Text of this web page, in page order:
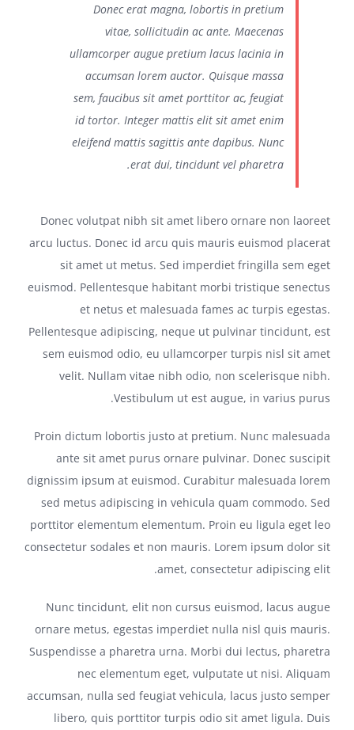
Donec erat magna, lobortis in pretium
vitae, sollicitudin ac ante. Maecenas
ullamcorper augue pretium lacus lacinia in
accumsan lorem auctor. Quisque massa
sem, faucibus sit amet porttitor ac, feugiat
id tortor. Integer mattis elit sit amet enim
eleifend mattis sagittis ante dapibus. Nunc
erat dui, tincidunt vel pharetra.
Donec volutpat nibh sit amet libero ornare non laoreet
arcu luctus. Donec id arcu quis mauris euismod placerat
sit amet ut metus. Sed imperdiet fringilla sem eget
euismod. Pellentesque habitant morbi tristique senectus
et netus et malesuada fames ac turpis egestas.
Pellentesque adipiscing, neque ut pulvinar tincidunt, est
sem euismod odio, eu ullamcorper turpis nisl sit amet
velit. Nullam vitae nibh odio, non scelerisque nibh.
Vestibulum ut est augue, in varius purus.
Proin dictum lobortis justo at pretium. Nunc malesuada
ante sit amet purus ornare pulvinar. Donec suscipit
dignissim ipsum at euismod. Curabitur malesuada lorem
sed metus adipiscing in vehicula quam commodo. Sed
porttitor elementum elementum. Proin eu ligula eget leo
consectetur sodales et non mauris. Lorem ipsum dolor sit
amet, consectetur adipiscing elit.
Nunc tincidunt, elit non cursus euismod, lacus augue
ornare metus, egestas imperdiet nulla nisl quis mauris.
Suspendisse a pharetra urna. Morbi dui lectus, pharetra
nec elementum eget, vulputate ut nisi. Aliquam
accumsan, nulla sed feugiat vehicula, lacus justo semper
libero, quis porttitor turpis odio sit amet ligula. Duis